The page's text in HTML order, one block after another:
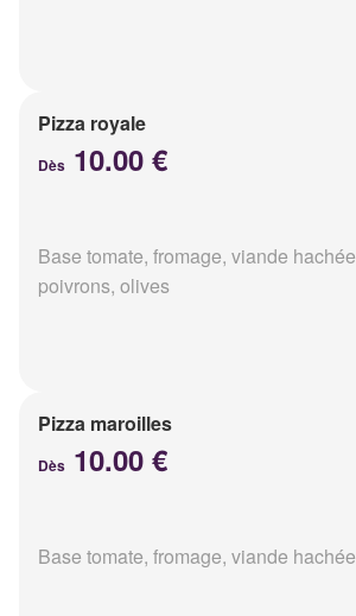
Pizza royale
Dès 10.00 €
Base tomate, fromage, viande
poivrons, olives
Pizza maroilles
Dès 10.00 €
Base tomate, fromage, viande